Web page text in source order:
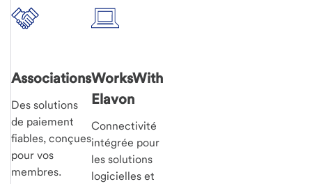
Associations
Des solutions
de paiement
fiables, conçues
pour vos
membres.
WorksWith
Elavon
Connectivité
intégrée pour
les solutions
logicielles et